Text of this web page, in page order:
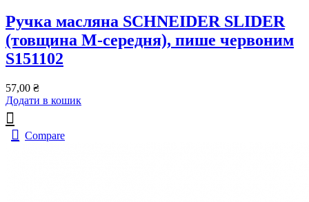
Ручка масляна SCHNEIDER SLIDER
(товщина М-середня), пише червоним
S151102
57,00 ₴
Додати в кошик
Compare